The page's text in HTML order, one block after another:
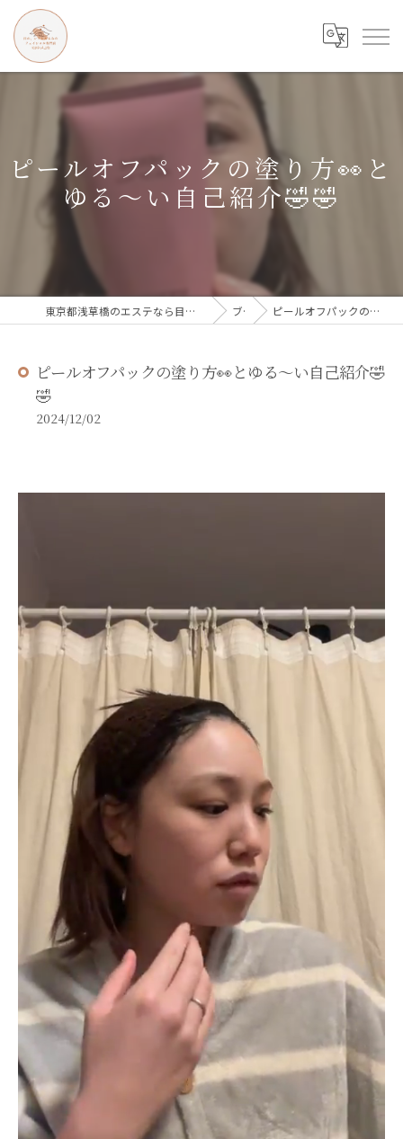
ピールオフパックの塗り方👀と
ゆる〜い自己紹介🤣🤣
東京都浅草橋のエステなら目の、シワとたるみのフェイシャル専門店 regalo ブログ ピールオフパックの塗り方👀とゆる〜い自己紹介🤣🤣
ピールオフパックの塗り方👀とゆる〜い自己紹介🤣
🤣
2024/12/02